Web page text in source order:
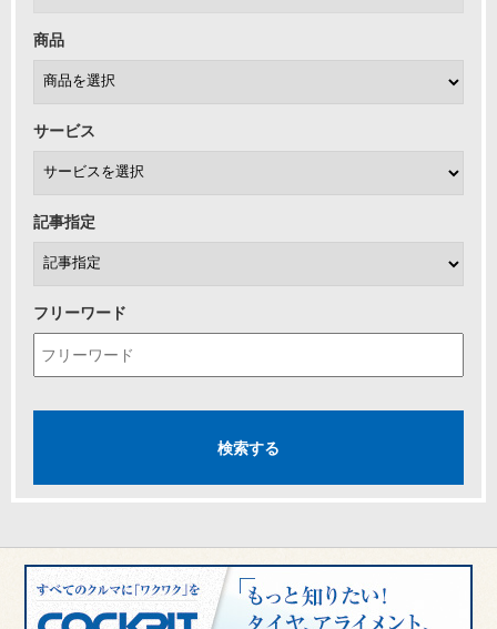
商品
サービス
記事指定
フリーワード